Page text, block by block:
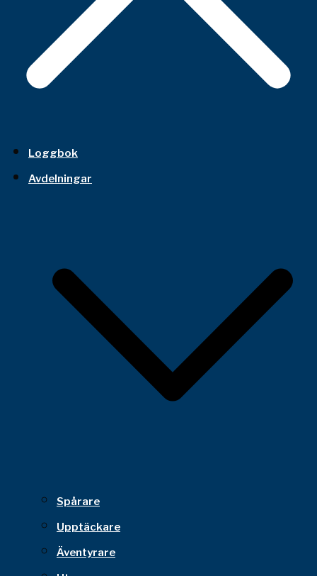
Loggbok
Avdelningar
Spårare
Upptäckare
Äventyrare